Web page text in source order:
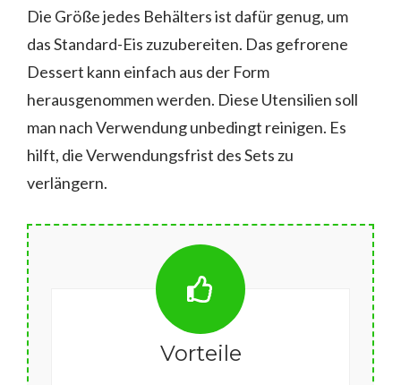
Die Größe jedes Behälters ist dafür genug, um
das Standard-Eis zuzubereiten. Das gefrorene
Dessert kann einfach aus der Form
herausgenommen werden. Diese Utensilien soll
man nach Verwendung unbedingt reinigen. Es
hilft, die Verwendungsfrist des Sets zu
verlängern.
Vorteile